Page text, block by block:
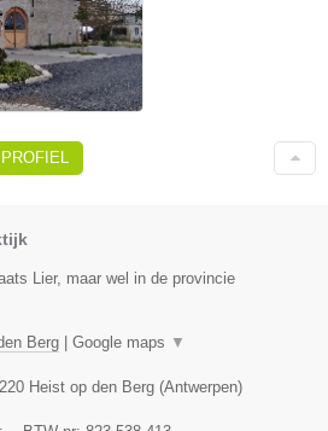
Lier, maar wel in de provincie
Berg Google maps ▼
Heist op den Berg (Antwerpen)